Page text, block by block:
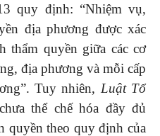
quy định: “Nhiệm vụ,
địa phương được xác
thẩm quyền giữa các cơ
địa phương và mỗi cấp
Tuy nhiên, Luật Tổ
thể chế hóa đầy đủ
quyền theo quy định của